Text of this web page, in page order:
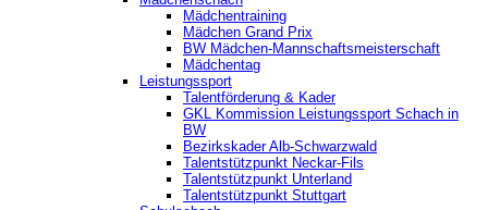
Mädchentraining
Mädchen Grand Prix
BW Mädchen-Mannschaftsmeisterschaft
Mädchentag
Leistungssport
Talentförderung & Kader
GKL Kommission Leistungssport Schach in
BW
Bezirkskader Alb-Schwarzwald
Talentstützpunkt Neckar-Fils
Talentstützpunkt Unterland
Talentstützpunkt Stuttgart